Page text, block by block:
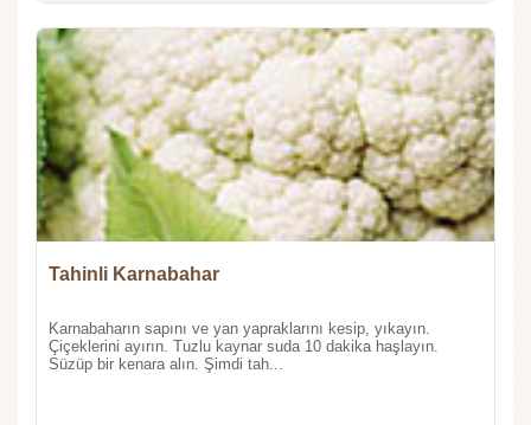
Tahinli Karnabahar
Karnabaharın sapını ve yan yapraklarını kesip, yıkayın.
Çiçeklerini ayırın. Tuzlu kaynar suda 10 dakika haşlayın.
Süzüp bir kenara alın. Şimdi tah...